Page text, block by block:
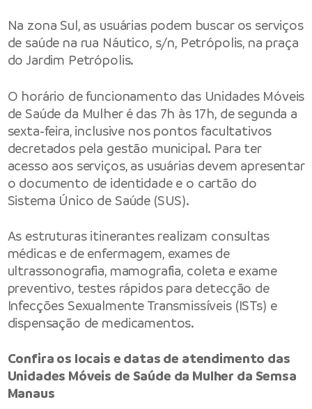
Na zona Sul, as usuárias podem buscar os serviços
de saúde na rua Náutico, s/n, Petrópolis, na praça
do Jardim Petrópolis.
O horário de funcionamento das Unidades Móveis
de Saúde da Mulher é das 7h às 17h, de segunda a
sexta-feira, inclusive nos pontos facultativos
decretados pela gestão municipal. Para ter
acesso aos serviços, as usuárias devem apresentar
o documento de identidade e o cartão do
Sistema Único de Saúde (SUS).
As estruturas itinerantes realizam consultas
médicas e de enfermagem, exames de
ultrassonografia, mamografia, coleta e exame
preventivo, testes rápidos para detecção de
Infecções Sexualmente Transmissíveis (ISTs) e
dispensação de medicamentos.
Confira os locais e datas de atendimento das
Unidades Móveis de Saúde da Mulher da Semsa
Manaus